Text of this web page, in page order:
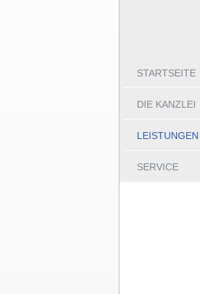
STARTSEITE
DIE KANZLEI
LEISTUNGEN
SERVICE